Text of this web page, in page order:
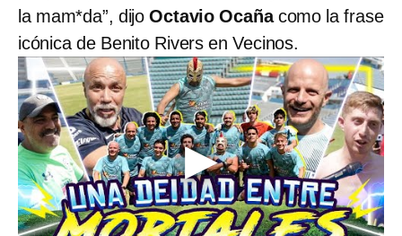
la mam*da”, dijoOctavio Ocañacomo la frase
icónica de Benito Rivers en Vecinos.